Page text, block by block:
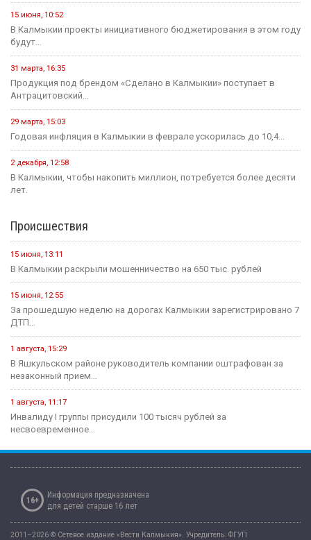
15 июня, 10:52
В Калмыкии проекты инициативного бюджетирования в этом году
будут...
31 марта, 16:35
Продукция под брендом «Сделано в Калмыкии» поступает в
Антрацитовский...
29 марта, 15:03
Годовая инфляция в Калмыкии в феврале ускорилась до 10,4...
2 декабря, 12:58
В Калмыкии, чтобы накопить миллион, потребуется более десяти
лет.
Происшествия
15 июня, 13:11
В Калмыкии раскрыли мошенничество на 650 тыс. рублей
15 июня, 12:55
За прошедшую неделю на дорогах Калмыкии зарегистрировано 7
ДТП...
1 августа, 15:29
В Яшкульском районе руководитель компании оштрафован за
незаконный прием...
1 августа, 11:17
Инвалиду I группы присудили 100 тысяч рублей за
несвоевременное...
16+
Информация предназначена
для детей старше 16 лет
2011–2026 © Сетевое издание «Вести Калмыкия». Учредитель: ФГУП